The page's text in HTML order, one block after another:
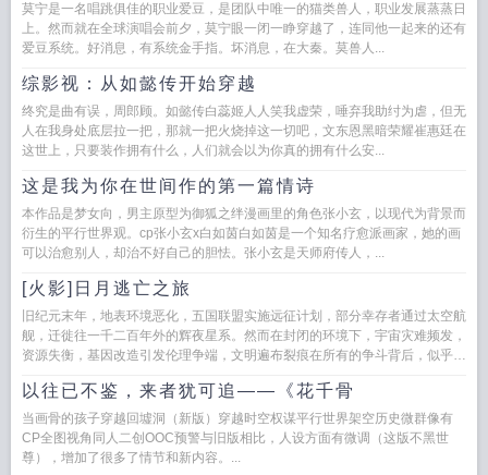
莫宁是一名唱跳俱佳的职业爱豆，是团队中唯一的猫类兽人，职业发展蒸蒸日
上。然而就在全球演唱会前夕，莫宁眼一闭一睁穿越了，连同他一起来的还有
爱豆系统。好消息，有系统金手指。坏消息，在大秦。莫兽人...
综影视：从如懿传开始穿越
终究是曲有误，周郎顾。如懿传白蕊姬人人笑我虚荣，唾弃我助纣为虐，但无
人在我身处底层拉一把，那就一把火烧掉这一切吧，文东恩黑暗荣耀崔惠廷在
这世上，只要装作拥有什么，人们就会以为你真的拥有什么安...
这是我为你在世间作的第一篇情诗
本作品是梦女向，男主原型为御狐之绊漫画里的角色张小玄，以现代为背景而
衍生的平行世界观。cp张小玄x白如茵白如茵是一个知名疗愈派画家，她的画
可以治愈别人，却治不好自己的胆怯。张小玄是天师府传人，...
[火影]日月逃亡之旅
旧纪元末年，地表环境恶化，五国联盟实施远征计划，部分幸存者通过太空航
舰，迁徙往一千二百年外的辉夜星系。然而在封闭的环境下，宇宙灾难频发，
资源失衡，基因改造引发伦理争端，文明遍布裂痕在所有的争斗背后，似乎存
以往已不鉴，来者犹可追——《花千骨
当画骨的孩子穿越回墟洞（新版）穿越时空权谋平行世界架空历史微群像有
CP全图视角同人二创OOC预警与旧版相比，人设方面有微调（这版不黑世
尊），增加了很多了情节和新内容。...